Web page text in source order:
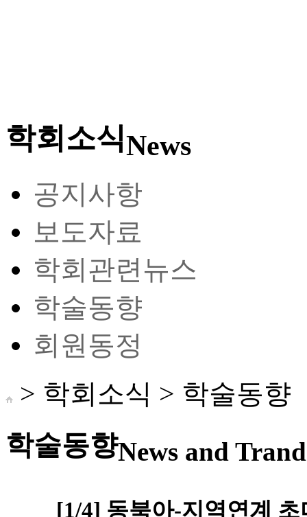
학회소식News
공지사항
보도자료
학회관련뉴스
학술동향
회원동정
> 학회소식 > 학술동향
학술동향News and
[1/4] 동북아-지역연계